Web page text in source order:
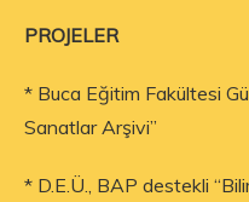
PROJELER
* Buca Eğitim Fakültesi
Sanatlar Arşivi”
* D.E.Ü., BAP destekli